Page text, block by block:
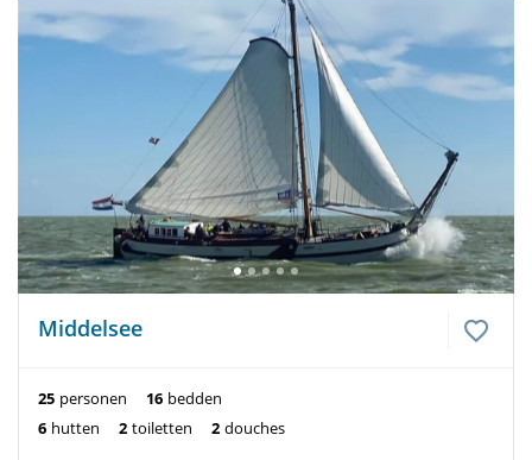
Middelsee
25 personen 16 bedden
6 hutten 2 toiletten 2 douches